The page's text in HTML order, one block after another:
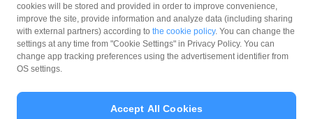
いた場合であっても、当該取消し等によって取消し等の
前に行った決済が本キャンペーンの対象となることはあ
りません。
景品について
PayPayボーナス付与の際に、小数点以下は切り捨てとな
ド公式ストアでも利用可能です。出金・譲渡は不可とな
マネロン等基本方針
カスタマーハラスメントに関する当社の考え方
cookies will be stored and provided in order to improve convenience,
improve the site, provide information and analyze data (including sharing
with external partners) according to the cookie policy. You can change the
settings at any time from "Cookie Settings" in Privacy Policy. You can
change app tracking preferences using the advertisement identifier from
OS settings.
Accept All Cookies